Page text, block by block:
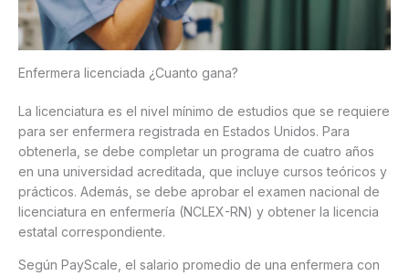
Enfermera licenciada ¿Cuanto gana?
La licenciatura es el nivel mínimo de estudios que se requiere
para ser enfermera registrada en Estados Unidos. Para
obtenerla, se debe completar un programa de cuatro años
en una universidad acreditada, que incluye cursos teóricos y
prácticos. Además, se debe aprobar el examen nacional de
licenciatura en enfermería (NCLEX-RN) y obtener la licencia
estatal correspondiente.
Según PayScale, el salario promedio de una enfermera con